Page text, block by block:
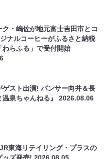
ク・嶋佐が地元富士吉田市とコ
ナルコーヒーがふるさと納税
わらふる」で受付開始
ゲスト出演! パンサー向井＆長
温泉ちゃんねる』2026.08.06
東海リテイリング・プラスの